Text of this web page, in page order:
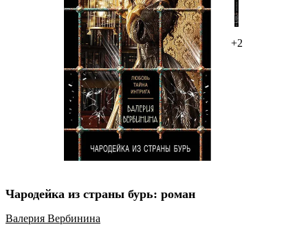
+2
Чародейка из страны бурь: роман
Валерия Вербинина